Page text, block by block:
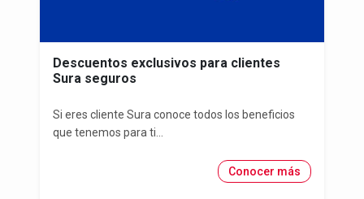
Descuentos exclusivos para clientes
Sura seguros
Si eres cliente Sura conoce todos los beneficios
que tenemos para ti...
Conocer más